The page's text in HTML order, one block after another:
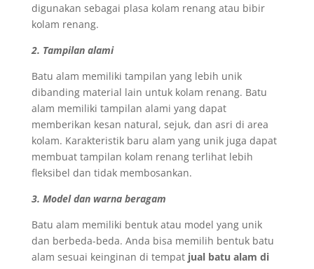
digunakan sebagai plasa kolam renang atau bibir
kolam renang.
2. Tampilan alami
Batu alam memiliki tampilan yang lebih unik
dibanding material lain untuk kolam renang. Batu
alam memiliki tampilan alami yang dapat
memberikan kesan natural, sejuk, dan asri di area
kolam. Karakteristik baru alam yang unik juga dapat
membuat tampilan kolam renang terlihat lebih
fleksibel dan tidak membosankan.
3. Model dan warna beragam
Batu alam memiliki bentuk atau model yang unik
dan berbeda-beda. Anda bisa memilih bentuk batu
alam sesuai keinginan di tempat jual batu alam di